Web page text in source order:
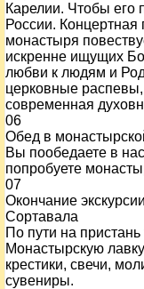
Карелии. Чтобы его
России.
монастыря
искренне ищущих
любви к людям и
церковные распевы,
современная
06
Обед в
Вы пообедаете в
попробуете
07
Окончание
Сортавала
По пути на
Монастырскую
крестики, свечи,
сувениры.